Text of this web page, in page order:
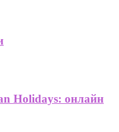
Holidays: онлайн